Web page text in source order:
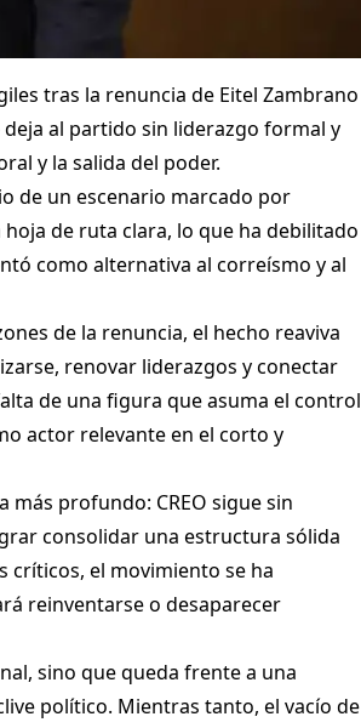
tras la renuncia de Eitel Zambrano
al partido sin liderazgo formal y
y la salida del poder.
de un escenario marcado por
de ruta clara, lo que ha debilitado
como alternativa al correísmo y al
de la renuncia, el hecho reaviva
renovar liderazgos y conectar
de una figura que asuma el control
actor relevante en el corto y
más profundo: CREO sigue sin
consolidar una estructura sólida
críticos, el movimiento se ha
reinventarse o desaparecer
sino que queda frente a una
político. Mientras tanto, el vacío de